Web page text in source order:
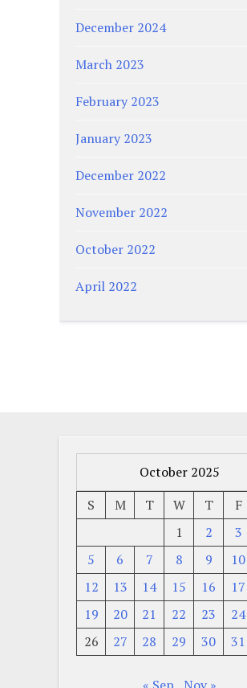
December 2024
March 2023
February 2023
January 2023
December 2022
November 2022
October 2022
April 2022
October 2025
S
M T W T F
1
2 3
5
6 7 8 9 10
12
13 14 15 16 17
19
20 21 22 23 24
26
27 28 29 30 31
« Sep Nov »